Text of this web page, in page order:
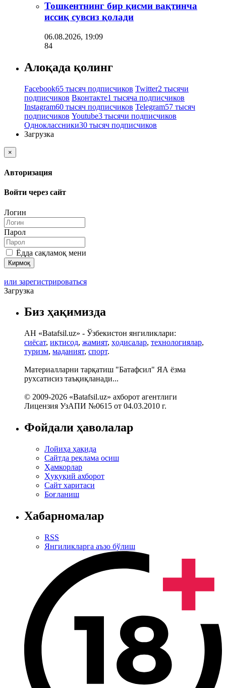
Тошкентнинг бир қисми вақтинча
иссиқ сувсиз қолади
06.08.2026, 19:09
84
Алоқада қолинг
Facebook65 тысяч подписчиков Twitter2 тысячи
подписчиков Вконтакте1 тысяча подписчиков
Instagram60 тысяч подписчиков Telegram57 тысяч
подписчиков Youtube3 тысячи подписчиков
Одноклассники30 тысяч подписчиков
Загрузка
×
Авторизация
Войти через сайт
Логин
Парол
Ёдда сақламоқ мени
или зарегистрироваться
Загрузка
Биз ҳақимизда
АН «Batafsil.uz» - Ўзбекистон янгиликлари:
сиёсат, иқтисод, жамият, ҳодисалар, технологиялар,
туризм, маданият, спорт.
Материалларни тарқатиш "Батафсил" ЯА ёзма
рухсатисиз таъқиқланади...
© 2009-2026 «Batafsil.uz» ахборот агентлиги
Лицензия УзАПИ №0615 от 04.03.2010 г.
Фойдали ҳаволалар
Лойиҳа ҳақида
Сайтда реклама осиш
Ҳамкорлар
Ҳуқуқий ахборот
Сайт харитаси
Боғланиш
Хабарномалар
RSS
Янгиликларга аъзо бўлиш